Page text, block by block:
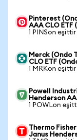
Pinterest
AAA CLO
1 PINSon
Merck (Ondo
CLO ETF
1 MRKon eşittir
Powell
Henderson
1 POWLon
Thermo
Janus